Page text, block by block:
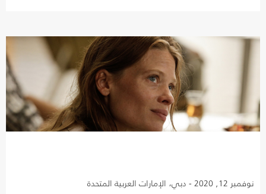
نوفمبر 12, 2020 - دبي، الإمارات العربية المتحدة